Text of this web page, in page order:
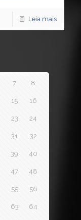
Leia mais
7 8
15 16
23 24
31 32
39 40
47 48
55 56
63 64